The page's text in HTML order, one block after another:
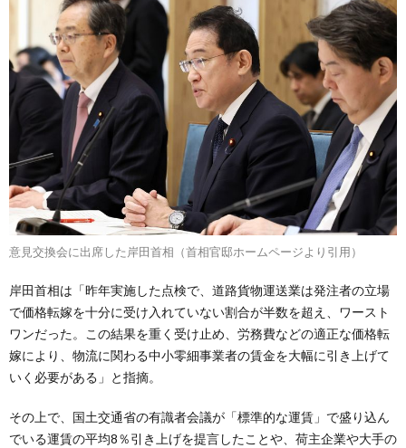
意見交換会に出席した岸田首相（首相官邸ホームページより引用）
岸田首相は「昨年実施した点検で、道路貨物運送業は発注者の立場
で価格転嫁を十分に受け入れていない割合が半数を超え、ワースト
ワンだった。この結果を重く受け止め、労務費などの適正な価格転
嫁により、物流に関わる中小零細事業者の賃金を大幅に引き上げて
いく必要がある」と指摘。
その上で、国土交通省の有識者会議が「標準的な運賃」で盛り込ん
でいる運賃の平均8％引き上げを提言したことや、荷主企業や大手の